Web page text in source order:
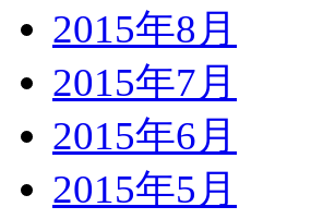
2015年8月
2015年7月
2015年6月
2015年5月